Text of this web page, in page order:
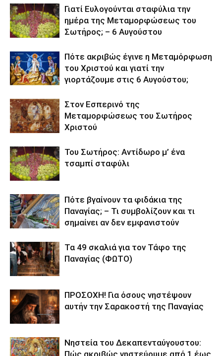
Γιατί Ευλογούνται σταφύλια την
ημέρα της Μεταμορφώσεως του
Σωτήρος; – 6 Αυγούστου
Πότε ακριβώς έγινε η Μεταμόρφωση
του Χριστού και γιατί την
γιορτάζουμε στις 6 Αυγούστου;
Στον Εσπερινό της
Μεταμορφώσεως του Σωτήρος
Χριστού
Του Σωτήρος: Αντίδωρο μ’ ένα
τσαμπί σταφύλι
Πότε βγαίνουν τα φιδάκια της
Παναγίας; – Τι συμβολίζουν και τι
σημαίνει αν δεν εμφανιστούν
Τα 49 σκαλιά για τον Τάφο της
Παναγίας (ΦΩΤΟ)
ΠΡΟΣΟΧΗ! Για όσους νηστέψουν
αυτήν την Σαρακοστή της Παναγίας
Νηστεία του Δεκαπενταύγουστου: